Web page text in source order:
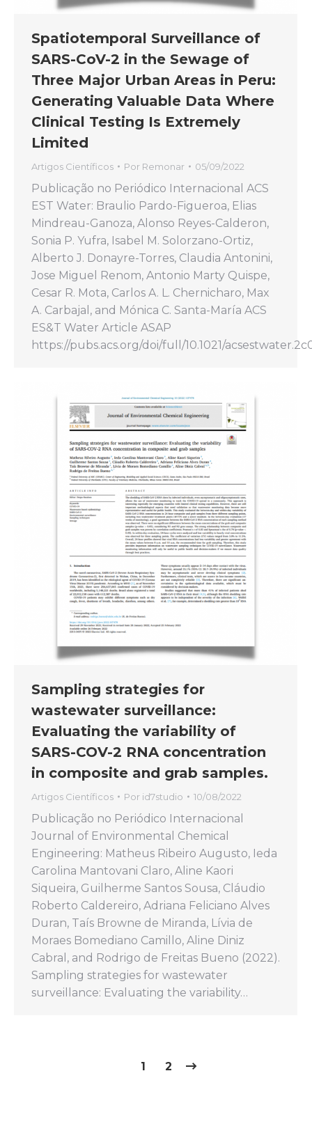
Spatiotemporal Surveillance of
SARS-CoV-2 in the Sewage of
Three Major Urban Areas in Peru:
Generating Valuable Data Where
Clinical Testing Is Extremely
Limited
Artigos Científicos Por Remonar 05/09/2022
Publicação no Periódico Internacional ACS
EST Water: Braulio Pardo-Figueroa, Elias
Mindreau-Ganoza, Alonso Reyes-Calderon,
Sonia P. Yufra, Isabel M. Solorzano-Ortiz,
Alberto J. Donayre-Torres, Claudia Antonini,
Jose Miguel Renom, Antonio Marty Quispe,
Cesar R. Mota, Carlos A. L. Chernicharo, Max
A. Carbajal, and Mónica C. Santa-María ACS
ES&T Water Article ASAP
https://pubs.acs.org/doi/full/10.1021/
Sampling strategies for
wastewater surveillance:
Evaluating the variability of
SARS-COV-2 RNA concentration
in composite and grab samples.
Artigos Científicos Por id7studio 10/08/2022
Publicação no Periódico Internacional
Journal of Environmental Chemical
Engineering: Matheus Ribeiro Augusto, Ieda
Carolina Mantovani Claro, Aline Kaori
Siqueira, Guilherme Santos Sousa, Cláudio
Roberto Caldereiro, Adriana Feliciano Alves
Duran, Taís Browne de Miranda, Lívia de
Moraes Bomediano Camillo, Aline Diniz
Cabral, and Rodrigo de Freitas Bueno (2022).
Sampling strategies for wastewater
surveillance: Evaluating the variability…
1 2